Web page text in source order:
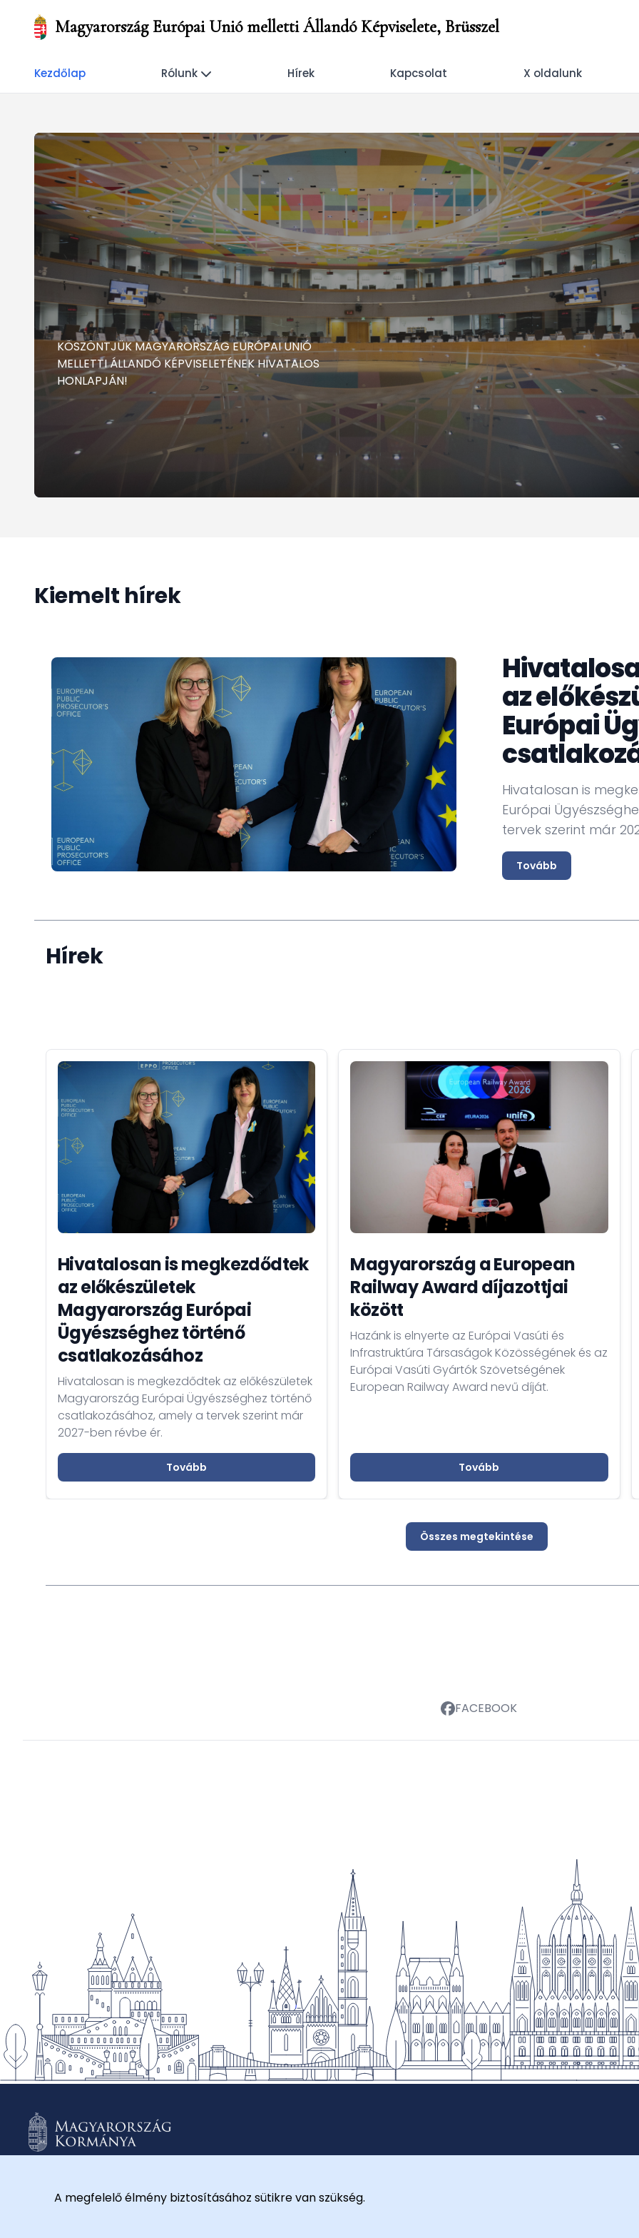
Magyarország Európai Unió melletti Állandó Képviselete, Brüsszel
Kezdőlap Rólunk Hírek Kapcsolat X oldalunk
KÖSZÖNTJÜK MAGYARORSZÁG EURÓPAI UNIÓ
MELLETTI ÁLLANDÓ KÉPVISELETÉNEK HIVATALOS
HONLAPJÁN!
Kiemelt hírek
az
Európai
Hivatalosan is
Európai
tervek szerint már
Tovább
Hírek
Hivatalosan is megkezdődtek
az előkészületek
Magyarország Európai
Ügyészséghez történő
csatlakozásához
Hivatalosan is megkezdődtek az előkészületek
Magyarország Európai Ügyészséghez történő
csatlakozásához, amely a tervek szerint már
2027-ben révbe ér.
Tovább
Magyarország a European
Railway Award díjazottjai
között
Hazánk is elnyerte az Európai Vasúti és
Infrastruktúra Társaságok Közösségének és az
Európai Vasúti Gyártók Szövetségének
European Railway Award nevű díját.
Tovább
Összes megtekintése
FACEBOOK
© 2026 Külügyminisztérium
A megfelelő élmény biztosításához sütikre van szükség.